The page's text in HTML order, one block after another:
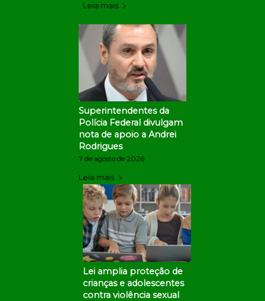
Leia mais
Superintendentes da
Polícia Federal divulgam
nota de apoio a Andrei
Rodrigues
7 de agosto de 2026
Leia mais
Lei amplia proteção de
crianças e adolescentes
contra violência sexual